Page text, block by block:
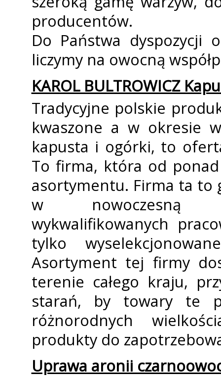
producentów.
Do Państwa dyspozycji
liczymy na owocną
KAROL BULTROWICZ
Tradycyjne polskie
kwaszone a w okresie
kapusta i ogórki, to
To firma, która od
asortymentu. Firma ta to
w nowoczesną
wykwalifikowanych
tylko
Asortyment tej firmy
terenie całego kraju,
starań, by towary te
różnorodnych
produkty do
Uprawa aronii